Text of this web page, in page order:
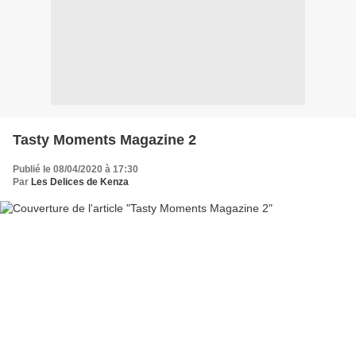
Tasty Moments Magazine 2
Publié le 08/04/2020 à 17:30
Par Les Delices de Kenza